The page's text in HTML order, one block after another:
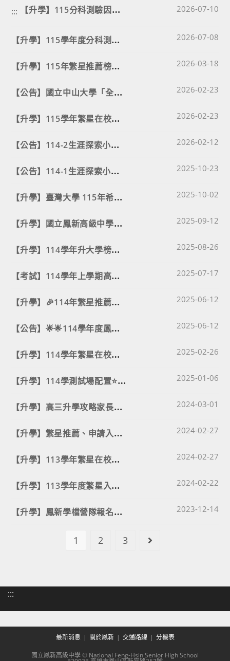
::: 【
升學】115分科測驗因應巴威颱風補助交通住宿經費說明與申請表⭐⭐⭐ Post published:
2026-07-10
【
升學】115學年度分科測驗延期至 7/13~7/14🔔🔔🔔 Post published:
2026-07-08
【
升學】115年繁星推薦榜單🎉 Post published:
2026-03-18
【
公告】國立中山大學「全地圖解鎖」線上校園探索活動 Post published:
2026-02-23
【
升學】115學年繁星在校成績前50%學生名單⭐⭐⭐ Post published:
2026-02-23
【
公告】114-2生涯探索小學堂-認識大學18+1學群：2-3月場次 Post published:
2026-02-12
【
公告】114-1生涯探索小學堂-認識大學18+1學群 Post published:
2025-10-23
【
升學】臺灣大學 115年希望入學／特殊選才招生 Post published:
2025-10-02
【
升學】國立鳳新高級中學115學年度繁星推薦入學作業實施計畫 Post published:
2025-09-12
【
升學】114學年升大學榜單🎉 Post published:
2025-08-26
【
考試】114學年上學期高三模擬考時程規劃 Post published:
2025-07-17
【
升學】🎉114年繁星推薦暨申請入學榜單🥳 Post published:
2025-06-12
【
公告】🌟🌟114學年度鳳新高中線上說明會、學生分享及QA🌟🌟 Post published:
2025-06-12
【
升學】114學年繁星在校成績前50%學生名單暨分發排序⭐⭐⭐ Post published:
2025-02-26
【
升學】114學測試場配置⭐⭐⭐ Post published:
2025-01-06
【
升學】高三升學攻略家長說明會(新增投影片) Post published:
2024-03-01
【
升學】繁星推薦、申請入學、科大志願選填平台 Post published:
2024-02-27
【
升學】113學年繁星在校成績前50%學生名單暨分發排序⭐ Post published:
2024-02-27
【
升學】113學年度繁星入學推薦作業實施計畫 Post published:
2024-02-22
【
升學】鳳新學檔營隊報名資訊 🥳 預報從速！ Post published:
2023-12-14
1 2 3 Go to the next
:::
最新消息 關於鳳新 交通路線 分機表
國立鳳新高級中學 © National Feng-Hsin Senior High School